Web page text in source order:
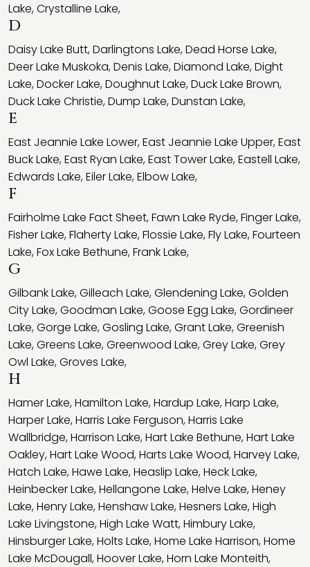
Lake,Crystalline Lake,
D
Daisy Lake Butt,Darlingtons Lake,Dead Horse Lake,
Deer Lake Muskoka,Denis Lake,Diamond Lake,Dight
Lake,Docker Lake,Doughnut Lake,Duck Lake Brown,
Duck Lake Christie,Dump Lake,Dunstan Lake,
E
East Jeannie Lake Lower,East Jeannie Lake Upper,East
Buck Lake,East Ryan Lake,East Tower Lake,Eastell Lake,
Edwards Lake,Eiler Lake,Elbow Lake,
F
Fairholme Lake Fact Sheet,Fawn Lake Ryde,Finger Lake,
Fisher Lake,Flaherty Lake,Flossie Lake,Fly Lake,Fourteen
Lake,Fox Lake Bethune,Frank Lake,
G
Gilbank Lake,Gilleach Lake,Glendening Lake,Golden
City Lake,Goodman Lake,Goose Egg Lake,Gordineer
Lake,Gorge Lake,Gosling Lake,Grant Lake,Greenish
Lake,Greens Lake,Greenwood Lake,Grey Lake,Grey
Owl Lake,Groves Lake,
H
Hamer Lake,Hamilton Lake,Hardup Lake,Harp Lake,
Harper Lake,Harris Lake Ferguson,Harris Lake
Wallbridge,Harrison Lake,Hart Lake Bethune,Hart Lake
Oakley,Hart Lake Wood,Harts Lake Wood,Harvey Lake,
Hatch Lake,Hawe Lake,Heaslip Lake,Heck Lake,
Heinbecker Lake,Hellangone Lake,Helve Lake,Heney
Lake,Henry Lake,Henshaw Lake,Hesners Lake,High
Lake Livingstone,High Lake Watt,Himbury Lake,
Hinsburger Lake,Holts Lake,Home Lake Harrison,Home
Lake McDougall,Hoover Lake,Horn Lake Monteith,